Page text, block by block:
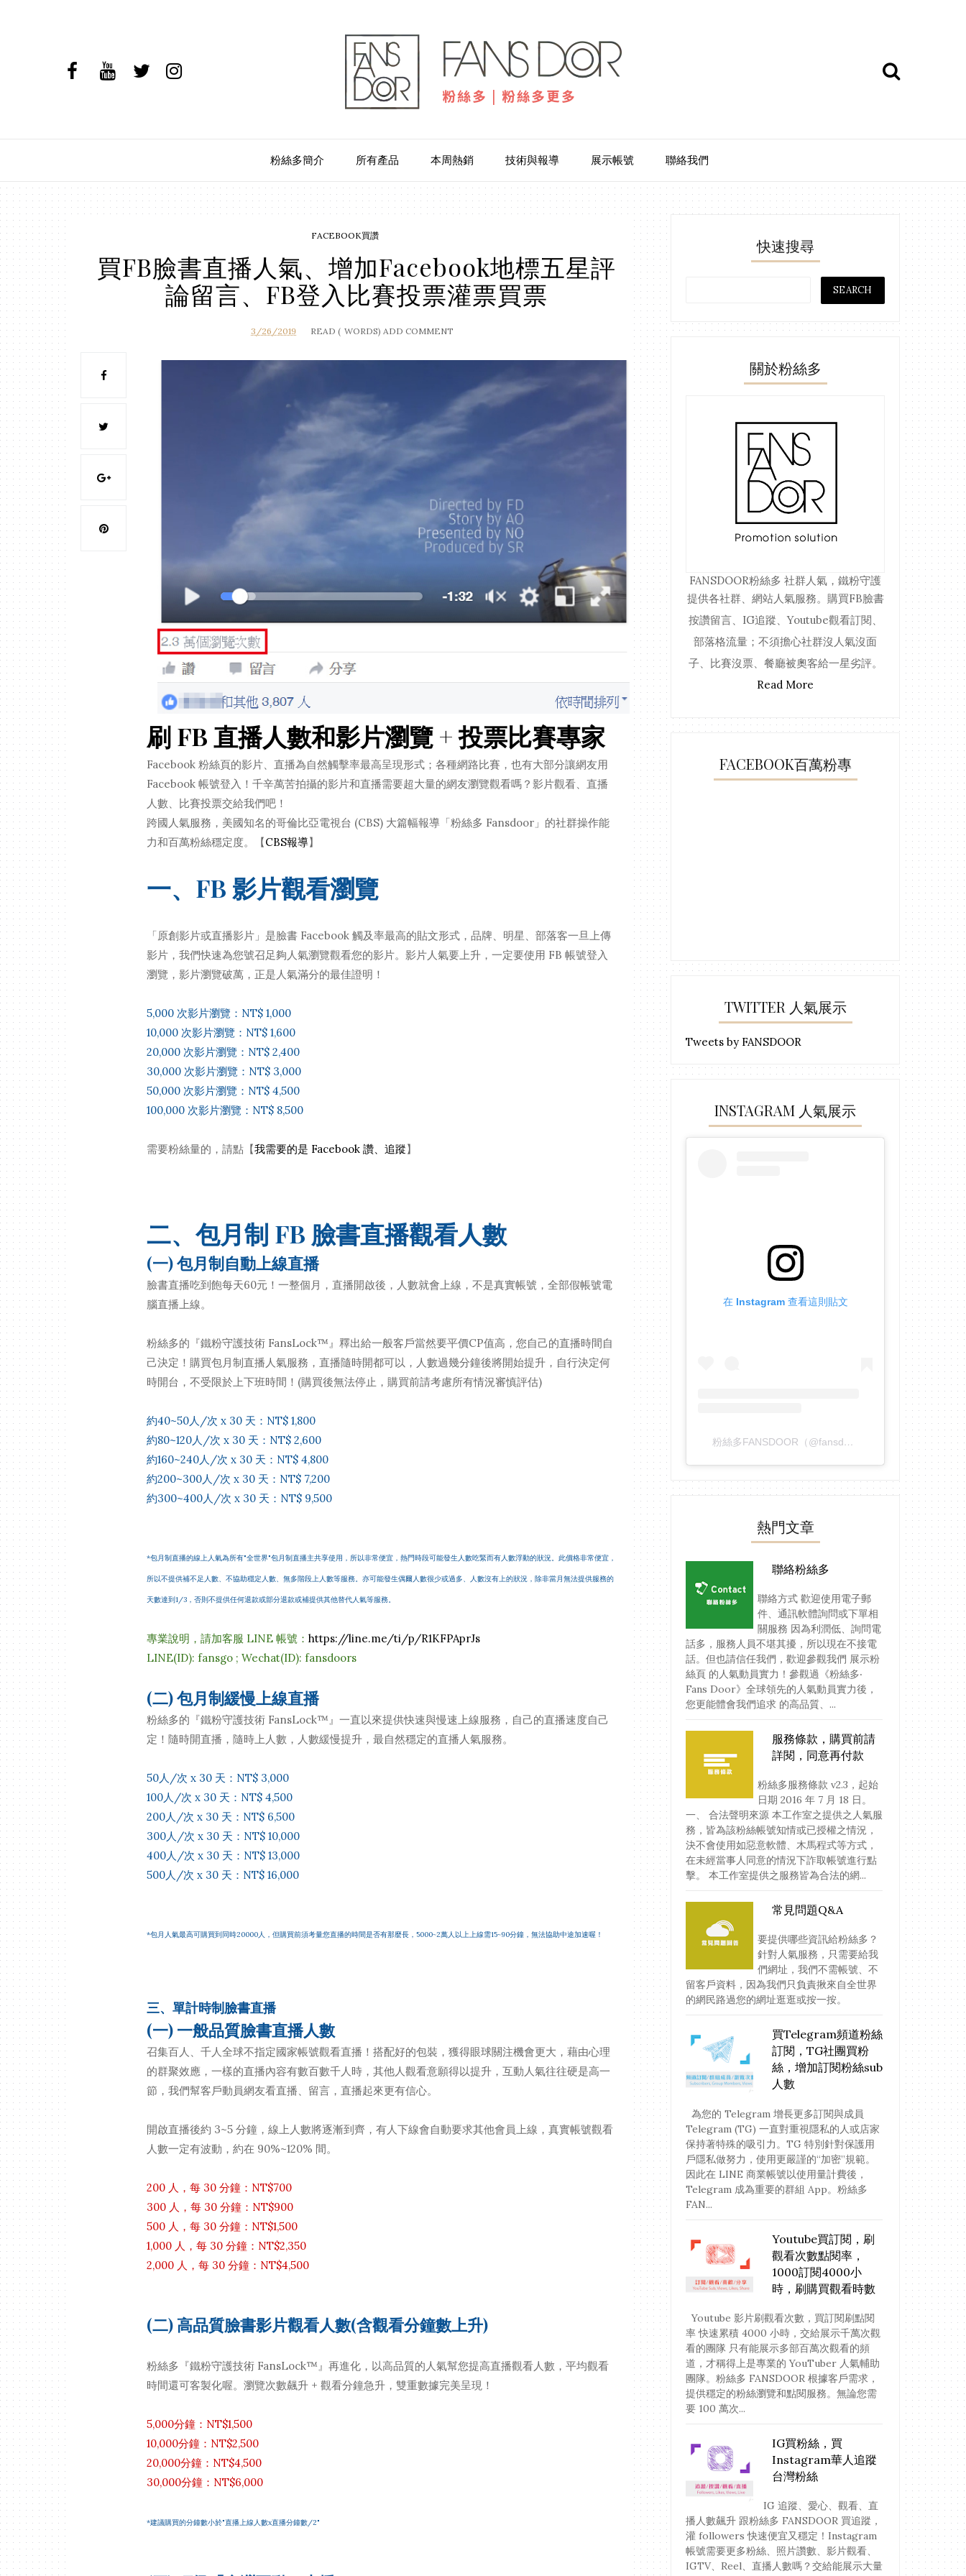
粉絲多簡介 所有產品 本周熱銷 技術與報導 展示帳號 聯絡我們
FACEBOOK買讚
買FB臉書直播人氣、增加Facebook地標五星評
論留言、FB登入比賽投票灌票買票
3/26/2019 READ ( WORDS) ADD COMMENT
刷 FB 直播人數和影片瀏覽 + 投票比賽專家
Facebook 粉絲頁的影片、直播為自然觸擊率最高呈現形式；各種網路比賽，也有大部分讓網友用
Facebook 帳號登入！千辛萬苦拍攝的影片和直播需要超大量的網友瀏覽觀看嗎？影片觀看、直播
人數、比賽投票交給我們吧！
跨國人氣服務，美國知名的哥倫比亞電視台 (CBS) 大篇幅報導「粉絲多 Fansdoor」的社群操作能
力和百萬粉絲穩定度。【CBS報導】
一、FB 影片觀看瀏覽
「原創影片或直播影片」是臉書 Facebook 觸及率最高的貼文形式，品牌、明星、部落客一旦上傳
影片，我們快速為您號召足夠人氣瀏覽觀看您的影片。影片人氣要上升，一定要使用 FB 帳號登入
瀏覽，影片瀏覽破萬，正是人氣滿分的最佳證明！
5,000 次影片瀏覽：NT$ 1,000
10,000 次影片瀏覽：NT$ 1,600
20,000 次影片瀏覽：NT$ 2,400
30,000 次影片瀏覽：NT$ 3,000
50,000 次影片瀏覽：NT$ 4,500
100,000 次影片瀏覽：NT$ 8,500
需要粉絲量的，請點【我需要的是 Facebook 讚、追蹤】
二、包月制 FB 臉書直播觀看人數
(一) 包月制自動上線直播
臉書直播吃到飽每天60元！一整個月，直播開啟後，人數就會上線，不是真實帳號，全部假帳號電
腦直播上線。
粉絲多的『鐵粉守護技術 FansLock™』釋出給一般客戶當然要平價CP值高，您自己的直播時間自
己決定！購買包月制直播人氣服務，直播隨時開都可以，人數過幾分鐘後將開始提升，自行決定何
時開台，不受限於上下班時間！(購買後無法停止，購買前請考慮所有情況審慎評估)
約40~50人/次 x 30 天：NT$ 1,800
約80~120人/次 x 30 天：NT$ 2,600
約160~240人/次 x 30 天：NT$ 4,800
約200~300人/次 x 30 天：NT$ 7,200
約300~400人/次 x 30 天：NT$ 9,500
*包月制直播的線上人氣為所有"全世界"包月制直播主共享使用，所以非常便宜，熱門時段可能發生人數吃緊而有人數浮動的狀況。此價格非常便宜，
所以不提供補不足人數、不協助穩定人數、無多階段上人數等服務。亦可能發生偶爾人數很少或過多、人數沒有上的狀況，除非當月無法提供服務的
天數達到1/3，否則不提供任何退款或部分退款或補提供其他替代人氣等服務。
專業說明，請加客服 LINE 帳號：https://line.me/ti/p/R1KFPAprJs
LINE(ID): fansgo ; Wechat(ID): fansdoors
(二) 包月制緩慢上線直播
粉絲多的『鐵粉守護技術 FansLock™』一直以來提供快速與慢速上線服務，自己的直播速度自己
定！隨時開直播，隨時上人數，人數緩慢提升，最自然穩定的直播人氣服務。
50人/次 x 30 天：NT$ 3,000
100人/次 x 30 天：NT$ 4,500
200人/次 x 30 天：NT$ 6,500
300人/次 x 30 天：NT$ 10,000
400人/次 x 30 天：NT$ 13,000
500人/次 x 30 天：NT$ 16,000
*包月人氣最高可購買到同時20000人，但購買前須考量您直播的時間是否有那麼長，5000~2萬人以上上線需15~90分鐘，無法協助中途加速喔！
三、單計時制臉書直播
(一) 一般品質臉書直播人數
召集百人、千人全球不指定國家帳號觀看直播！搭配好的包裝，獲得眼球關注機會更大，藉由心理
的群聚效應，一樣的直播內容有數百數千人時，其他人觀看意願得以提升，互動人氣往往硬是高一
節，我們幫客戶動員網友看直播、留言，直播起來更有信心。
開啟直播後約 3~5 分鐘，線上人數將逐漸到齊，有人下線會自動要求其他會員上線，真實帳號觀看
人數一定有波動，約在 90%~120% 間。
200 人，每 30 分鐘：NT$700
300 人，每 30 分鐘：NT$900
500 人，每 30 分鐘：NT$1,500
1,000 人，每 30 分鐘：NT$2,350
2,000 人，每 30 分鐘：NT$4,500
(二) 高品質臉書影片觀看人數(含觀看分鐘數上升)
粉絲多『鐵粉守護技術 FansLock™』再進化，以高品質的人氣幫您提高直播觀看人數，平均觀看
時間還可客製化喔。瀏覽次數飆升 + 觀看分鐘急升，雙重數據完美呈現！
5,000分鐘：NT$1,500
10,000分鐘：NT$2,500
20,000分鐘：NT$4,500
30,000分鐘：NT$6,000
*建議購買的分鐘數小於"直播上線人數x直播分鐘數/2"
快速搜尋
關於粉絲多
FANSDOOR粉絲多 社群人氣，鐵粉守護
提供各社群、網站人氣服務。購買FB臉書
按讚留言、IG追蹤、Youtube觀看訂閱、
部落格流量；不須擔心社群沒人氣沒面
子、比賽沒票、餐廳被奧客給一星劣評。
Read More
FACEBOOK百萬粉專
TWITTER 人氣展示
Tweets by FANSDOOR
INSTAGRAM 人氣展示
在 Instagram 查看這則貼文
粉絲多FANSDOOR（@fansdoor）分享的貼文
熱門文章
聯絡粉絲多
聯絡方式 歡迎使用電子郵
件、通訊軟體詢問或下單相
關服務 因為利潤低、詢問電
話多，服務人員不堪其擾，所以現在不接電
話。但也請信任我們，歡迎參觀我們 展示粉
絲頁 的人氣動員實力！參觀過《粉絲多‧
Fans Door》全球領先的人氣動員實力後，
您更能體會我們追求 的高品質、...
服務條款，購買前請
詳閱，同意再付款
粉絲多服務條款 v2.3，起始
日期 2016 年 7 月 18 日。
一、 合法聲明來源 本工作室之提供之人氣服
務，皆為該粉絲帳號知情或已授權之情況，
決不會使用如惡意軟體、木馬程式等方式，
在未經當事人同意的情況下詐取帳號進行點
擊。 本工作室提供之服務皆為合法的網...
常見問題Q&A
要提供哪些資訊給粉絲多？
針對人氣服務，只需要給我
們網址，我們不需帳號、不
留客戶資料，因為我們只負責揪來自全世界
的網民路過您的網址逛逛或按一按。
買Telegram頻道粉絲
訂閱，TG社團買粉
絲，增加訂閱粉絲sub
人數
為您的 Telegram 增長更多訂閱與成員
Telegram (TG) 一直對重視隱私的人或店家
保持著特殊的吸引力。TG 特別針對保護用
戶隱私做努力，使用更嚴謹的“加密”規範。
因此在 LINE 商業帳號以使用量計費後，
Telegram 成為重要的群組 App。粉絲多
FAN...
Youtube買訂閱，刷
觀看次數點閱率，
1000訂閱4000小
時，刷購買觀看時數
Youtube 影片刷觀看次數，買訂閱刷點閱
率 快速累積 4000 小時，交給展示千萬次觀
看的團隊 只有能展示多部百萬次觀看的頻
道，才稱得上是專業的 YouTuber 人氣輔助
團隊。粉絲多 FANSDOOR 根據客戶需求，
提供穩定的粉絲瀏覽和點閱服務。無論您需
要 100 萬次...
IG買粉絲，買
Instagram華人追蹤
台灣粉絲
IG 追蹤、愛心、觀看、直
播人數飆升 跟粉絲多 FANSDOOR 買追蹤，
灌 followers 快速便宜又穩定！Instagram
帳號需要更多粉絲、照片讚數、影片觀看、
IGTV、Reel、直播人數嗎？交給能展示大量